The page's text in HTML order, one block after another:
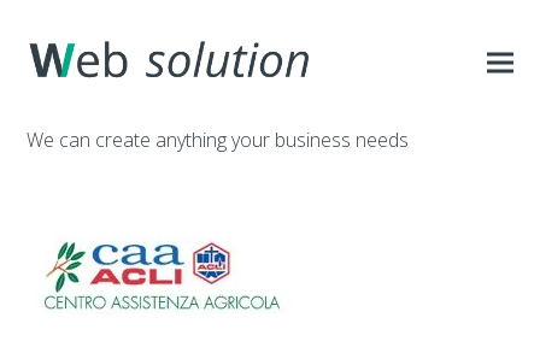
We can create anything your business needs